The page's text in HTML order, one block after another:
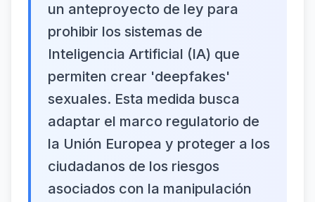
un anteproyecto de ley para
prohibir los sistemas de
Inteligencia Artificial (IA) que
permiten crear 'deepfakes'
sexuales. Esta medida busca
adaptar el marco regulatorio de
la Unión Europea y proteger a los
ciudadanos de los riesgos
asociados con la manipulación